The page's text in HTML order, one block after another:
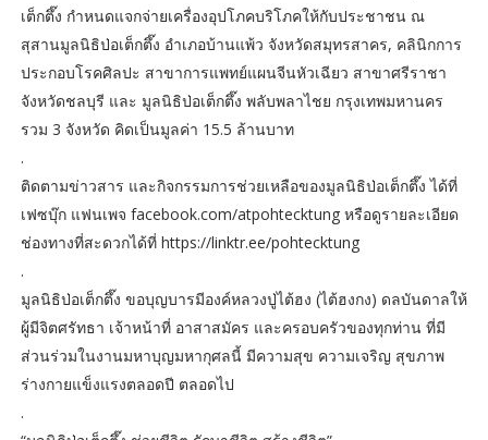
เต็กตึ๊ง กำหนดแจกจ่ายเครื่องอุปโภคบริโภคให้กับประชาชน ณ
สุสานมูลนิธิป่อเต็กตึ๊ง อำเภอบ้านแพ้ว จังหวัดสมุทรสาคร, คลินิกการ
ประกอบโรคศิลปะ สาขาการแพทย์แผนจีนหัวเฉียว สาขาศรีราชา
จังหวัดชลบุรี และ มูลนิธิป่อเต็กตึ๊ง พลับพลาไชย กรุงเทพมหานคร
รวม 3 จังหวัด คิดเป็นมูลค่า 15.5 ล้านบาท
.
ติดตามข่าวสาร และกิจกรรมการช่วยเหลือของมูลนิธิป่อเต็กตึ๊ง ได้ที่
เฟซบุ๊ก แฟนเพจ facebook.com/atpohtecktung หรือดูรายละเอียด
ช่องทางที่สะดวกได้ที่ https://linktr.ee/pohtecktung
.
มูลนิธิป่อเต็กตึ๊ง ขอบุญบารมีองค์หลวงปู่ไต้ฮง (ไต้ฮงกง) ดลบันดาลให้
ผู้มีจิตศรัทธา เจ้าหน้าที่ อาสาสมัคร และครอบครัวของทุกท่าน ที่มี
ส่วนร่วมในงานมหาบุญมหากุศลนี้ มีความสุข ความเจริญ สุขภาพ
ร่างกายแข็งแรงตลอดปี ตลอดไป
.